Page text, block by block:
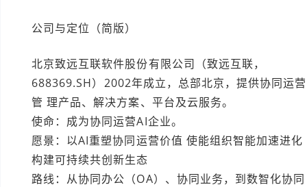
公司与定位（简版）
北京致远互联软件股份有限公司（致远互联，
688369.SH）2002年成立，总部北京，提供协同运营
管 理产品、解决方案、平台及云服务。
使命：成为协同运营AI企业。​
愿景：以AI重塑协同运营价值 使能组织智能加速进化
构建可持续共创新生态​
路线：从协同办公（OA）、协同业务，到数智化协同